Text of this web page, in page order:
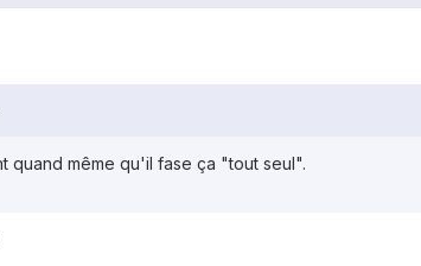
quand même qu'il fase ça "tout seul".